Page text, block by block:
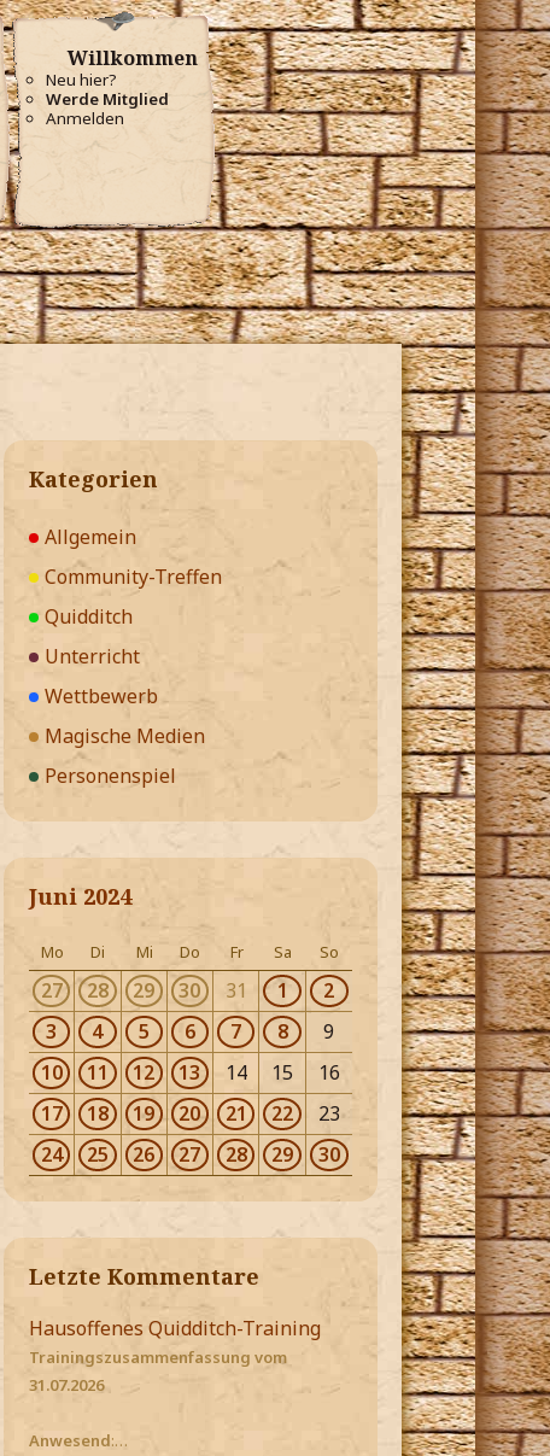
Willkommen
Neu hier?
Werde Mitglied
Anmelden
Kategorien
Allgemein
Community-Treffen
Quidditch
Unterricht
Wettbewerb
Magische Medien
Personenspiel
Juni 2024
Mo Di Mi Do Fr Sa So
27 28 29 30 31 1
2
3
4 5 6 7 8
9
10
11 12 13 14 15
16
17
18 19 20 21 22
23
24
25 26 27 28 29 30
Letzte Kommentare
Hausoffenes Quidditch-Training
Trainingszusammenfassung vom
31.07.2026
Anwesend:…